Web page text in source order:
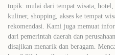
topik: mulai dari tempat wisata, hotel,
kuliner, shopping, akses ke tempat
rekomendasi. Kami juga memuat
dari pemerintah daerah dan
disajikan menarik dan beragam.